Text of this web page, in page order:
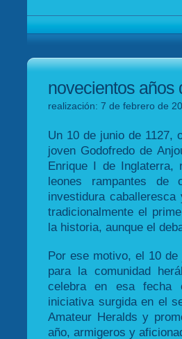
novecientos años
realización: 7 de febrero de
Un 10 de junio de 1127,
joven Godofredo de
Enrique I de
leones rampantes de
investidura
tradicionalmente el
la historia, aunque el
Por ese motivo, el 10
para la comunidad
celebra en esa fecha
iniciativa surgida en el
Amateur Heralds y
año, armigeros y